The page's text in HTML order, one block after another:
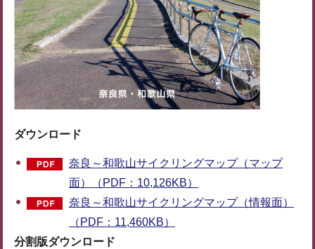
ダウンロード
奈良～和歌山サイクリングマップ（マップ
面）（PDF：10,126KB）
奈良～和歌山サイクリングマップ（情報面）
（PDF：11,460KB）
分割版ダウンロード